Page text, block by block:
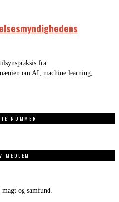
fra
om AI, machine learning,
NUMMER
MEDLEM
og samfund.